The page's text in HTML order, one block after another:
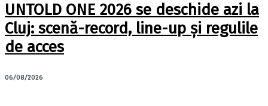
UNTOLD ONE 2026 se deschide azi la
Cluj: scenă-record, line-up și regulile
de acces
06/08/2026